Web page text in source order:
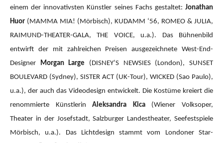
einem der innovativsten Künstler seines Fachs gestaltet: Jonathan
Huor (MAMMA MIA! (Mörbisch), KUDAMM ‘56, ROMEO & JULIA,
RAIMUND-THEATER-GALA, THE VOICE, u.a.). Das Bühnenbild
entwirft der mit zahlreichen Preisen ausgezeichnete West-End-
Designer Morgan Large (DISNEY’S NEWSIES (London), SUNSET
BOULEVARD (Sydney), SISTER ACT (UK-Tour), WICKED (Sao Paulo),
u.a.), der auch das Videodesign entwickelt. Die Kostüme kreiert die
renommierte KünstlerinAleksandra Kica(Wiener Volksoper,
Theater in der Josefstadt, Salzburger Landestheater, Seefestspiele
Mörbisch, u.a.). Das Lichtdesign stammt vom Londoner Star-